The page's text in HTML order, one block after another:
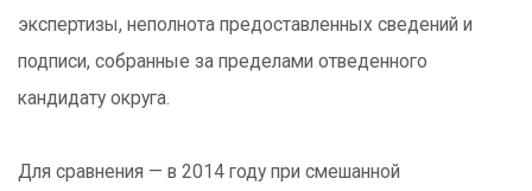
экспертизы, неполнота предоставленных сведений и
подписи, собранные за пределами отведенного
кандидату округа.
Для сравнения — в 2014 году при смешанной